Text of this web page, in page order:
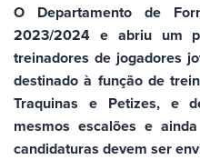
O Departamento de
2023/2024 e abriu um
treinadores de jogadores
destinado à função de
Traquinas e Petizes, e
mesmos escalões e
candidaturas devem ser